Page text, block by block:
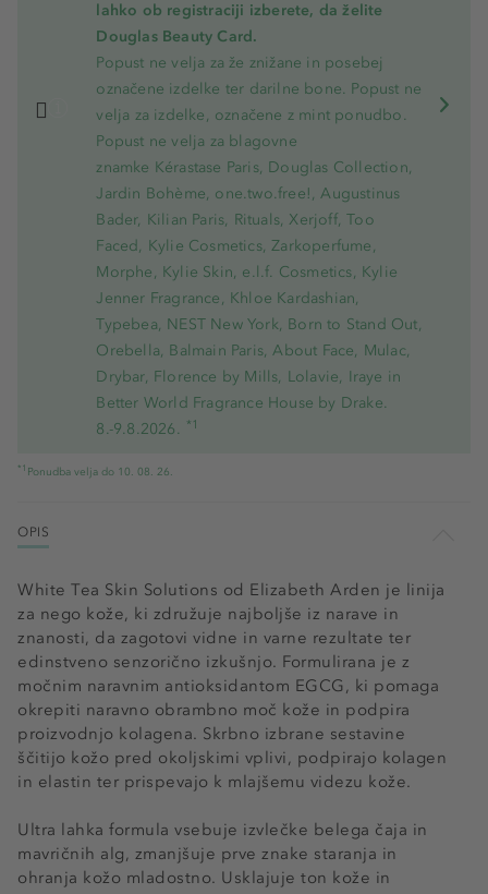
lahko ob registraciji izberete, da želite
Douglas Beauty Card.
Popust ne velja za že znižane in posebej
označene izdelke ter darilne bone. Popust ne
velja za izdelke, označene z mint ponudbo.
Popust ne velja za blagovne
znamke Kérastase Paris, Douglas Collection,
Jardin Bohème, one.two.free!, Augustinus
Bader, Kilian Paris, Rituals, Xerjoff, Too
Faced, Kylie Cosmetics, Zarkoperfume,
Morphe, Kylie Skin, e.l.f. Cosmetics, Kylie
Jenner Fragrance, Khloe Kardashian,
Typebea, NEST New York, Born to Stand Out,
Orebella, Balmain Paris, About Face, Mulac,
Drybar, Florence by Mills, Lolavie, Iraye in
Better World Fragrance House by Drake.
8.-9.8.2026. *1
*1 Ponudba velja do 10. 08. 26.
OPIS
White Tea Skin Solutions od Elizabeth Arden je linija
za nego kože, ki združuje najboljše iz narave in
znanosti, da zagotovi vidne in varne rezultate ter
edinstveno senzorično izkušnjo. Formulirana je z
močnim naravnim antioksidantom EGCG, ki pomaga
okrepiti naravno obrambno moč kože in podpira
proizvodnjo kolagena. Skrbno izbrane sestavine
ščitijo kožo pred okoljskimi vplivi, podpirajo kolagen
in elastin ter prispevajo k mlajšemu videzu kože.
Ultra lahka formula vsebuje izvlečke belega čaja in
mavričnih alg, zmanjšuje prve znake staranja in
ohranja kožo mladostno. Usklajuje ton kože in